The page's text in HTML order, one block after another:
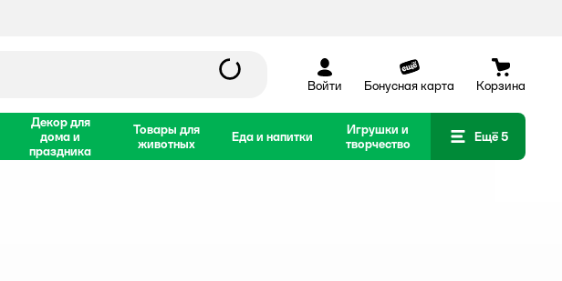
Войти Бонусная карта Корзина
Декор для
дома и
праздника
Товары для
животных
Еда и напитки
Игрушки и
творчество
Ещё 5